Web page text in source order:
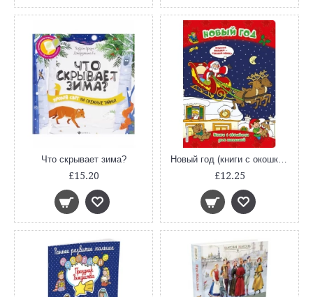
Что скрывает зима?
£15.20
Новый год (книги с окошками)
£12.25